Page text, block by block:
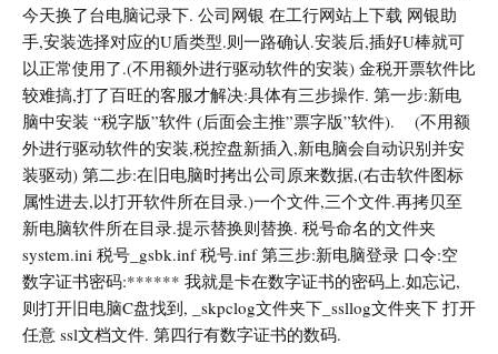
今天换了台电脑记录下. 公司网银 在工行网站上下载 网银助
手,安装选择对应的U盾类型.则一路确认.安装后,插好U棒就可
以正常使用了.(不用额外进行驱动软件的安装) 金税开票软件比
较难搞,打了百旺的客服才解决:具体有三步操作. 第一步:新电
脑中安装 “税字版”软件 (后面会主推”票字版”软件). (不用额
外进行驱动软件的安装,税控盘新插入,新电脑会自动识别并安
装驱动) 第二步:在旧电脑时拷出公司原来数据,(右击软件图标
属性进去,以打开软件所在目录.)一个文件,三个文件.再拷贝至
新电脑软件所在目录.提示替换则替换. 税号命名的文件夹
system.ini 税号_gsbk.inf 税号.inf 第三步:新电脑登录 口令:空
数字证书密码:****** 我就是卡在数字证书的密码上.如忘记,
则打开旧电脑C盘找到, _skpclog文件夹下_ssllog文件夹下 打开
任意 ssl文档文件. 第四行有数字证书的数码.